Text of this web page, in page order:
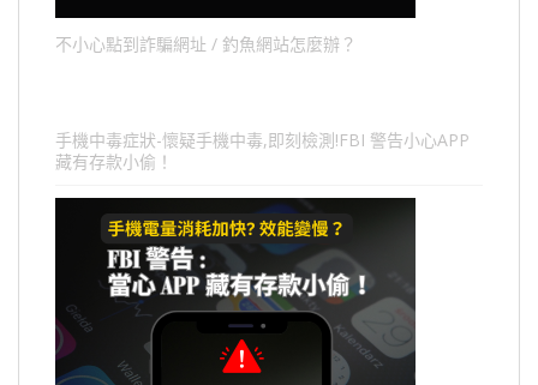
不小心點到詐騙網址 / 釣魚網站怎麼辦？
手機中毒症狀-懷疑手機中毒,即刻檢測!FBI 警告小心APP
藏有存款小偷！